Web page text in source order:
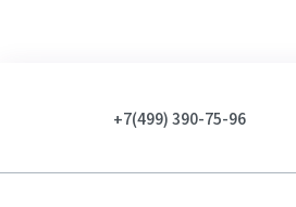
+7(499) 390-75-96